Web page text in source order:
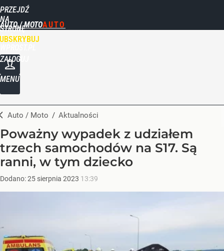
PRZEJDŹ
NA
STRONĘ
GŁÓWNĄ
AUTO / MOTO
ZALOGUJ
MENU
Auto / Moto / Aktualności
Poważny wypadek z udziałem
trzech samochodów na S17. Są
ranni, w tym dziecko
Dodano:25 sierpnia 2023 13:39